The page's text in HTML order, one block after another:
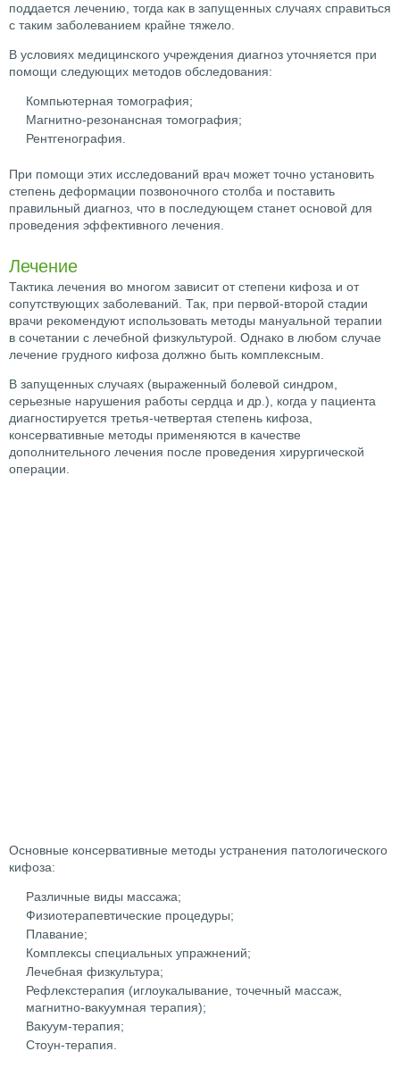
поддается лечению, тогда как в запущенных случаях справиться
с таким заболеванием крайне тяжело.
В условиях медицинского учреждения диагноз уточняется при
помощи следующих методов обследования:
Компьютерная томография;
Магнитно-резонансная томография;
Рентгенография.
При помощи этих исследований врач может точно установить
степень деформации позвоночного столба и поставить
правильный диагноз, что в последующем станет основой для
проведения эффективного лечения.
Лечение
Тактика лечения во многом зависит от степени кифоза и от
сопутствующих заболеваний. Так, при первой-второй стадии
врачи рекомендуют использовать методы мануальной терапии
в сочетании с лечебной физкультурой. Однако в любом случае
лечение грудного кифоза должно быть комплексным.
В запущенных случаях (выраженный болевой синдром,
серьезные нарушения работы сердца и др.), когда у пациента
диагностируется третья-четвертая степень кифоза,
консервативные методы применяются в качестве
дополнительного лечения после проведения хирургической
операции.
Основные консервативные методы устранения патологического
кифоза:
Различные виды массажа;
Физиотерапевтические процедуры;
Плавание;
Комплексы специальных упражнений;
Лечебная физкультура;
Рефлекстерапия (иглоукалывание, точечный массаж,
магнитно-вакуумная терапия);
Вакуум-терапия;
Стоун-терапия.